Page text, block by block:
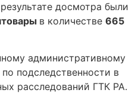
досмотра были
в количестве 665
административному
подследственности в
расследований ГТК РА.